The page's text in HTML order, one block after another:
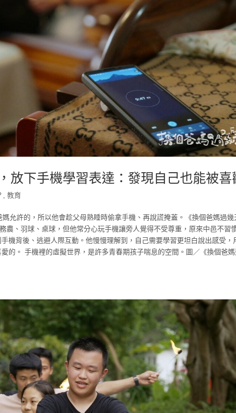
放下手機學習表達：發現自己也能被喜
,教育
允許的，所以他會趁父母熟睡時偷拿手機、再說謊掩蓋。《換個爸媽過幾
農、羽球、桌球，但他常分心玩手機讓旁人覺得不受尊重，原來中邑不習
機背後、逃避人際互動。他慢慢理解到，自己需要學習更坦白說出感受，
的。 手機裡的虛擬世界，是許多青春期孩子喘息的空間。圖／《換個爸